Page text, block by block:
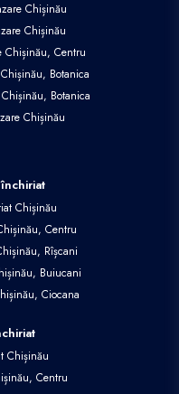
Chișinău
Chișinău
Chișinău, Centru
Botanica
Botanica
Chișinău
Chișinău
Centru
Rîșcani
Buiucani
Ciocana
Chișinău
Centru